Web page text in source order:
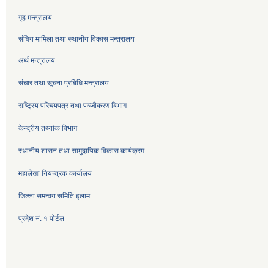
गृह मन्त्रालय
संघिय मामिला तथा स्थानीय विकास मन्त्रालय
अर्थ मन्त्रालय
संचार तथा सूचना प्रबिधि मन्त्रालय
राष्ट्रिय परिचयपत्र तथा पञ्जीकरण बिभाग
केन्द्रीय तथ्यांक बिभाग
स्थानीय शासन तथा सामुदायिक विकास कार्यक्रम
महालेखा नियन्त्रक कार्यालय
जिल्ला समन्वय समिति इलाम
प्रदेश नं. १ पोर्टल